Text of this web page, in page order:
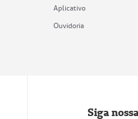
Aplicativo
Ouvidoria
Siga